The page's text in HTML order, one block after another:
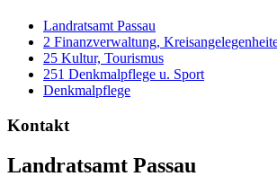
Landratsamt Passau
2 Finanzverwaltung,
25 Kultur, Tourismus
251 Denkmalpflege u. Sport
Denkmalpflege
Kontakt
Landratsamt Passau